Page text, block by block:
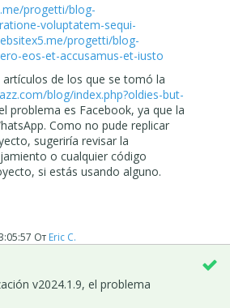
progetti/blog-
voluptatem-sequi-
progetti/blog-
eos-et-accusamus-et-iusto
de los que se tomó la
blog/index.php?oldies-but-
problema es Facebook, ya que la
Como no pude replicar
sugeriría revisar la
o cualquier código
si estás usando alguno.
От Eric C.
v2024.1.9, el problema